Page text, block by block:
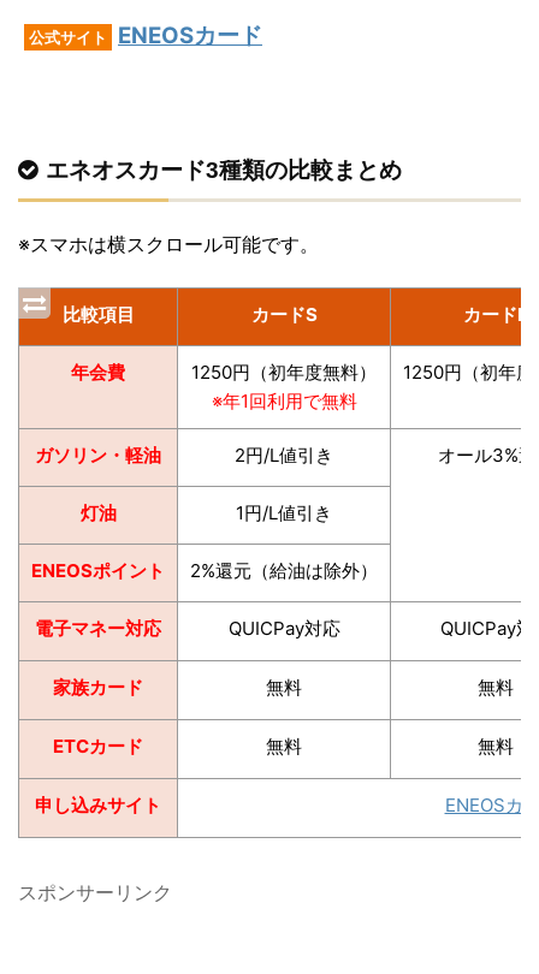
公式サイト ENEOSカード
エネオスカード3種類の比較まとめ
※スマホは横スクロール可能です。
比較項目 カードS カードP
年会費
1250円（初年度無料）
※年1回利用で無料
1250円（初年
ガソリン・軽油 2円/L値引き オール3%
灯油 1円/L値引き
ENEOSポイント 2%還元（給油は除外）
電子マネー対応 QUICPay対応 QUICPay対
家族カード 無料 無料
ETCカード 無料 無料
申し込みサイト ENEOSカ
スポンサーリンク